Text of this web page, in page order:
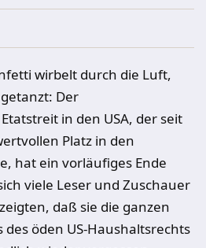
wirbelt durch die Luft,
Der
in den USA, der seit
Platz in den
hat ein vorläufiges Ende
viele Leser und Zuschauer
daß sie die ganzen
öden US-Haushaltsrechts